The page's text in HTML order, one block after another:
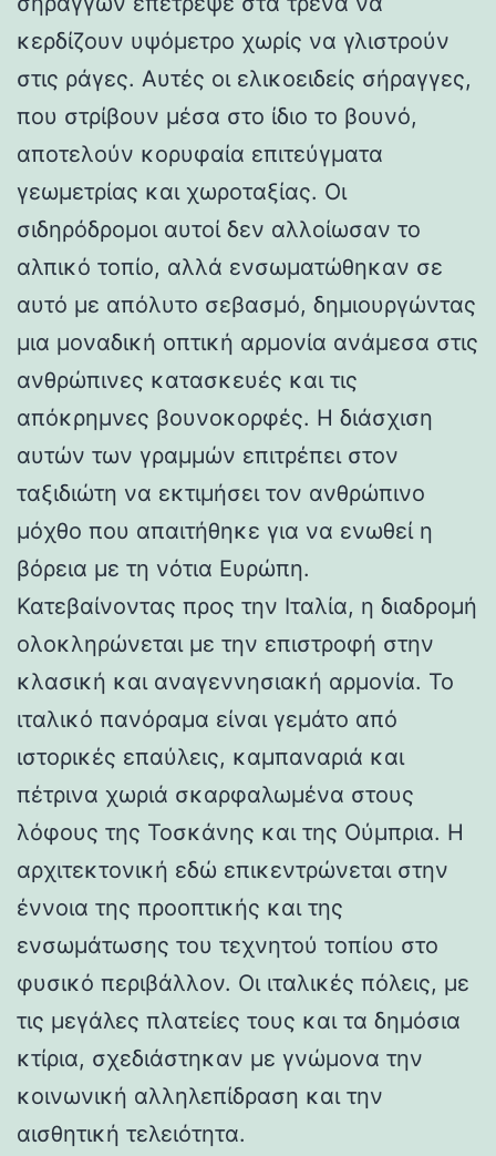
κερδίζουν υψόμετρο χωρίς να γλιστρούν
στις ράγες. Αυτές οι ελικοειδείς σήραγγες,
που στρίβουν μέσα στο ίδιο το βουνό,
αποτελούν κορυφαία επιτεύγματα
γεωμετρίας και χωροταξίας. Οι
σιδηρόδρομοι αυτοί δεν αλλοίωσαν το
αλπικό τοπίο, αλλά ενσωματώθηκαν σε
αυτό με απόλυτο σεβασμό, δημιουργώντας
μια μοναδική οπτική αρμονία ανάμεσα στις
ανθρώπινες κατασκευές και τις
απόκρημνες βουνοκορφές. Η διάσχιση
αυτών των γραμμών επιτρέπει στον
ταξιδιώτη να εκτιμήσει τον ανθρώπινο
μόχθο που απαιτήθηκε για να ενωθεί η
βόρεια με τη νότια Ευρώπη.
Κατεβαίνοντας προς την Ιταλία, η διαδρομή
ολοκληρώνεται με την επιστροφή στην
κλασική και αναγεννησιακή αρμονία. Το
ιταλικό πανόραμα είναι γεμάτο από
ιστορικές επαύλεις, καμπαναριά και
πέτρινα χωριά σκαρφαλωμένα στους
λόφους της Τοσκάνης και της Ούμπρια. Η
αρχιτεκτονική εδώ επικεντρώνεται στην
έννοια της προοπτικής και της
ενσωμάτωσης του τεχνητού τοπίου στο
φυσικό περιβάλλον. Οι ιταλικές πόλεις, με
τις μεγάλες πλατείες τους και τα δημόσια
κτίρια, σχεδιάστηκαν με γνώμονα την
κοινωνική αλληλεπίδραση και την
αισθητική τελειότητα.